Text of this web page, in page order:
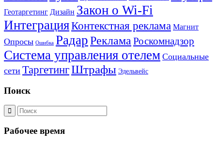
Геотаргетинг Дизайн Закон о Wi-Fi
ИнтеграцияКонтекстная реклама Магнит
Опросы Ошибка РадарРеклама Роскомнадзор
Система управления отелем Социальные
сети ТаргетингШтрафы Эдельвейс
Поиск
Рабочее время